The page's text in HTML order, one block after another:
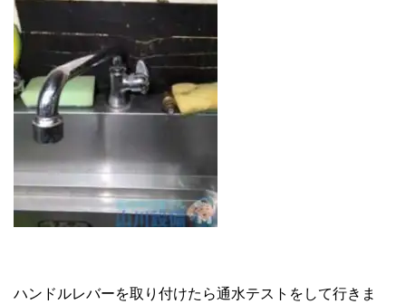
ハンドルレバーを取り付けたら通水テストをして行きま